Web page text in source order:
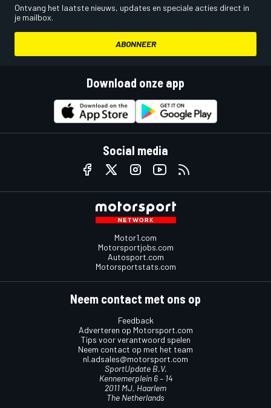
Ontvang het laatste nieuws, updates en speciale acties direct in
je mailbox.
ABONNEER
Download onze app
Social media
Motor1.com
Motorsportjobs.com
Autosport.com
Motorsportstats.com
Neem contact met ons op
Feedback
Adverteren op Motorsport.com
Tips voor verantwoord spelen
Neem contact op met het team
nl.adsales@motorsport.com
SportUpdate B.V.
Kennemerplein 6 – 14
2011 MJ, Haarlem
The Netherlands